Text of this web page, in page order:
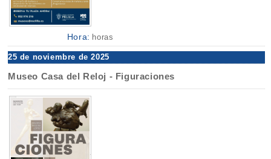
Hora: horas
25 de noviembre de 2025
Museo Casa del Reloj - Figuraciones